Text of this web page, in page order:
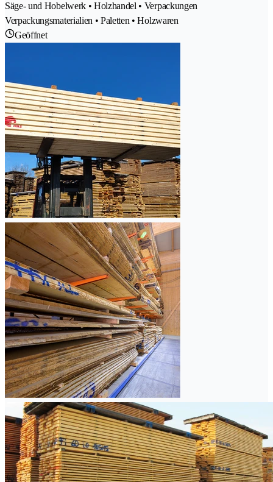
Säge- und Hobelwerk • Holzhandel • Verpackungen
Verpackungsmaterialien • Paletten • Holzwaren
Geöffnet